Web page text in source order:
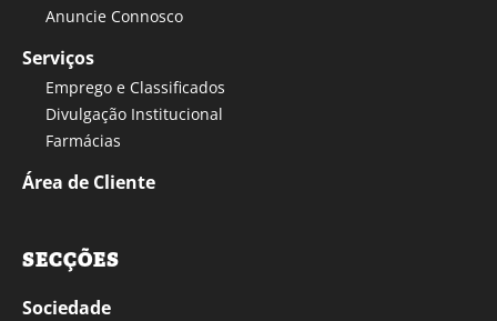
Anuncie Connosco
Serviços
Emprego e Classificados
Divulgação Institucional
Farmácias
Área de Cliente
SECÇÕES
Sociedade